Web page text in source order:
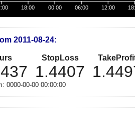
18:00 00:00 06:00 12:00
2011-08-24:
StopLoss
1.4407
0000-00-00 00:00:00